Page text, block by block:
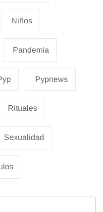
Niños
Pandemia
Pypnews
Rituales
Sexualidad